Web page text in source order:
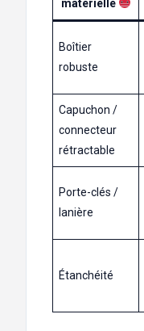
matérielle
Boîtier
robuste
Capuchon /
connecteur
rétractable
Porte-clés /
lanière
Étanchéité